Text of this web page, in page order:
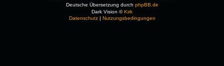
Deutsche Übersetzung durch phpBB.de
Dark Vision ©Kirk
Datenschutz| Nutzungsbedingungen